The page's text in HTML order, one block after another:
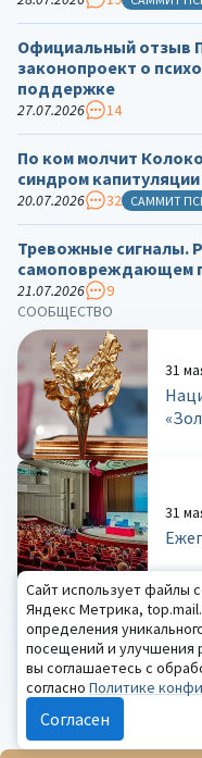
СООБЩЕСТВО
31
31
1-3
Официальный отзыв
законопроект о
поддержке
27.07.2026 14
По ком молчит
синдром
20.07.2026 32 САММИТ
Тревожные сигналы.
самоповреждающем
21.07.2026 9
ПОБЕДИТЕЛИ НК «ЗОЛОТАЯ
Сайт использует файлы
Яндекс Метрика,
определения
посещений и улучшения
вы соглашаетесь с
согласно Политике
Согласен